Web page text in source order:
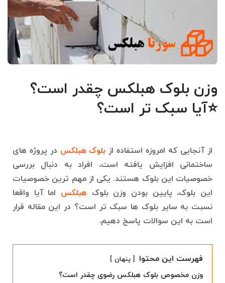
وزن بلوک هبلکس چقدر است؟
⭐آیا سبک تر است؟
از آنجایی که امروزه استفاده از بلوک هبلکس در پروژه های
ساختمانی افزایش یافته است، افراد به دنبال بررسی
خصوصیات این بلوک هستند. یکی از مهم ترین خصوصیات
این بلوک، پایین بودن وزن بلوک هبلکس اما آیا واقعا
نسبت به سایر بلوک ها سبک تر است؟ در این مقاله قرار
است به این سوالات پاسخ دهیم.
فهرست این محتوا پنهان
وزن مخصوص بلوک هبلکس رضوی چقدر است؟